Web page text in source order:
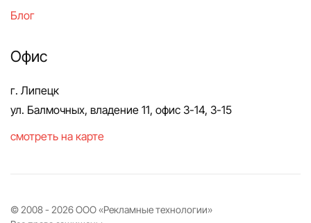
Блог
Офис
г. Липецк
ул. Балмочных, владение 11, офис 3-14, 3-15
смотреть на карте
© 2008 - 2026ООО «Рекламные технологии»